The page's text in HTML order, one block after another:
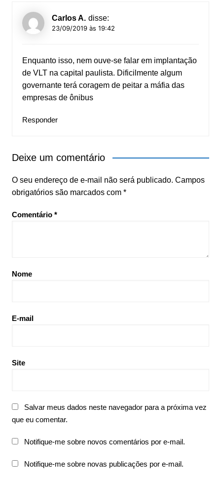
Carlos A. disse:
23/09/2019 às 19:42
Enquanto isso, nem ouve-se falar em implantação
de VLT na capital paulista. Dificilmente algum
governante terá coragem de peitar a máfia das
empresas de ônibus
Responder
Deixe um comentário
O seu endereço de e-mail não será publicado. Campos
obrigatórios são marcados com *
Comentário *
Nome
E-mail
Site
Salvar meus dados neste navegador para a próxima vez
que eu comentar.
Notifique-me sobre novos comentários por e-mail.
Notifique-me sobre novas publicações por e-mail.